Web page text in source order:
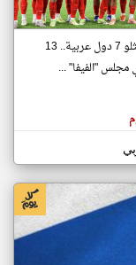
مدار الساعة
العاجلة والمباشرة
بينهم ممثلو 7 دول عربية.. 13
"الفيفا" ...